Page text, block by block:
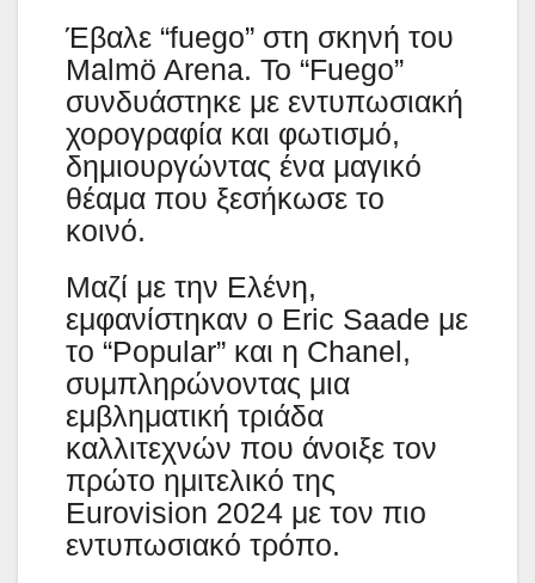
Έβαλε “fuego” στη σκηνή του
Malmö Arena. Το “Fuego”
συνδυάστηκε με εντυπωσιακή
χορογραφία και φωτισμό,
δημιουργώντας ένα μαγικό
θέαμα που ξεσήκωσε το
κοινό.
Μαζί με την Ελένη,
εμφανίστηκαν ο Eric Saade με
το “Popular” και η Chanel,
συμπληρώνοντας μια
εμβληματική τριάδα
καλλιτεχνών που άνοιξε τον
πρώτο ημιτελικό της
Eurovision 2024 με τον πιο
εντυπωσιακό τρόπο.